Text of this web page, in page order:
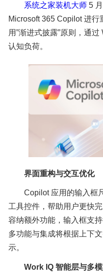
系统之家装机大师5 月
Microsoft 365 Copilot 进
用”渐进式披露”原则，通
认知负荷。
界面重构与交互优化
Copilot 应用的输入框尺
工具控件，帮助用户更快
容纳额外功能，输入框支
多功能与集成将根据上下
示。
Work IQ 智能层与多模